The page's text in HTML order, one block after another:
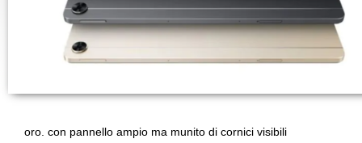
oro. con pannello ampio ma munito di cornici visibili